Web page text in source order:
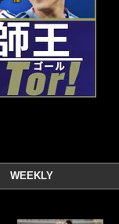
WEEKLY